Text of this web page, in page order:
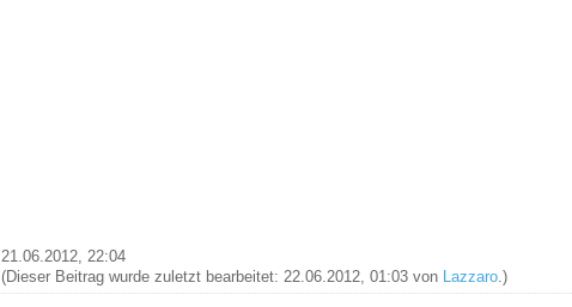
21.06.2012, 22:04
(Dieser Beitrag wurde zuletzt bearbeitet: 22.06.2012, 01:03 von
Lazzaro.)